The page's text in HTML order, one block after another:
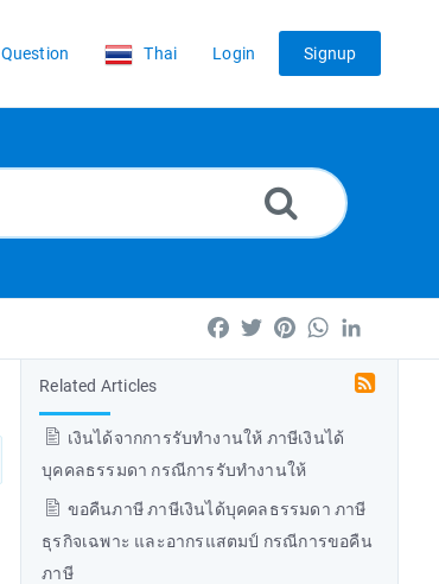
Thai Login Signup
Facebook
TwitterPinterestWhatsApp
Related Articles
เงินได้จากการรับทำงานให้ ภาษีเงินได้
บุคคลธรรมดา กรณีการรับทำงานให้
ขอคืนภาษี ภาษีเงินได้บุคคลธรรมดา ภาษี
ธุรกิจเฉพาะ และอากรแสตมป์ กรณีการขอคืน
ภาษี